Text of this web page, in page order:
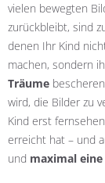
vielen bewegten
zurückbleibt, sind
denen Ihr Kind
machen, sondern
Träume
wird, die Bilder zu
Kind erst
erreicht hat – und
und maximal